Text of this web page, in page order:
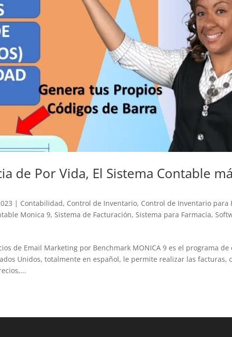
de Por Vida, El Sistema Contable
| Contabilidad, Control de Inventario, Control de Inventario para
Monica 9,Sistema de Facturación,Sistema para Farmacia,
de Email Marketing por Benchmark MONICA 9 es el programa
Unidos, totalmente en español, le permite realizar las facturas,